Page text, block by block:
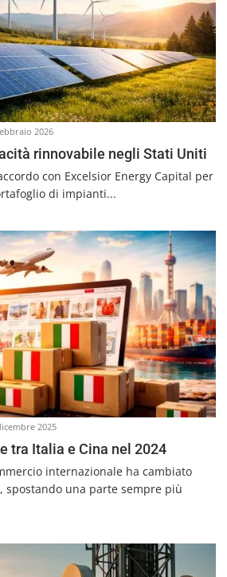
2026
rinnovabile negli Stati Uniti
con Excelsior Energy Capital per
di impianti...
2025
tra Italia e Cina nel 2024
internazionale ha cambiato
spostando una parte sempre più